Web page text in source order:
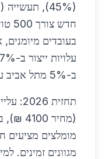
ב-5% מתל אביב עקב לוגיסטיקה.
תחזית
(מחיר
מומלצים מציעים
מגוונים זמינים.